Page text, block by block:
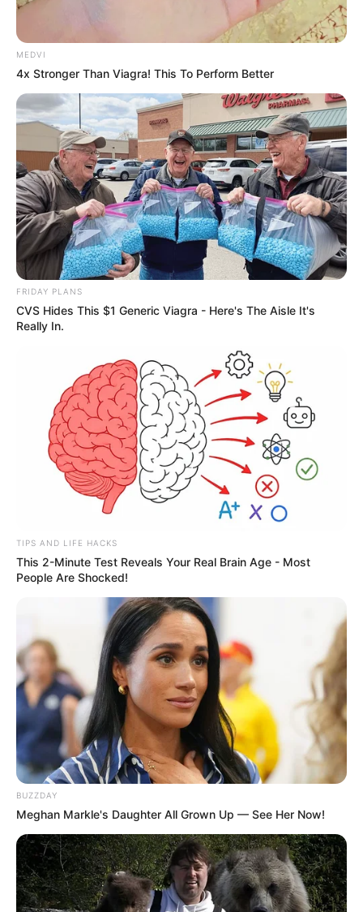
MEDVI
4x Stronger Than Viagra! This To Perform Better
FRIDAY PLANS
CVS Hides This $1 Generic Viagra - Here's The Aisle It's
Really In.
TIPS AND LIFE HACKS
This 2-Minute Test Reveals Your Real Brain Age - Most
People Are Shocked!
BUZZDAY
Meghan Markle's Daughter All Grown Up — See Her Now!